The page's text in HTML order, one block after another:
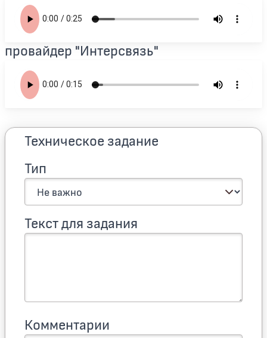
провайдер "Интерсвязь"
Техническое задание
Тип
Текст для задания
Комментарии